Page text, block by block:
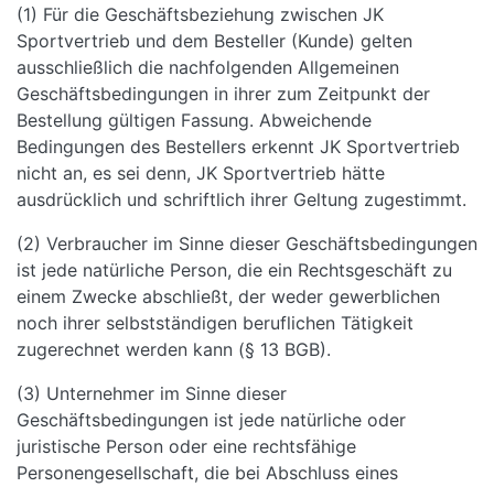
(1) Für die Geschäftsbeziehung zwischen JK
Sportvertrieb und dem Besteller (Kunde) gelten
ausschließlich die nachfolgenden Allgemeinen
Geschäftsbedingungen in ihrer zum Zeitpunkt der
Bestellung gültigen Fassung. Abweichende
Bedingungen des Bestellers erkennt JK Sportvertrieb
nicht an, es sei denn, JK Sportvertrieb hätte
ausdrücklich und schriftlich ihrer Geltung zugestimmt.
(2) Verbraucher im Sinne dieser Geschäftsbedingungen
ist jede natürliche Person, die ein Rechtsgeschäft zu
einem Zwecke abschließt, der weder gewerblichen
noch ihrer selbstständigen beruflichen Tätigkeit
zugerechnet werden kann (§ 13 BGB).
(3) Unternehmer im Sinne dieser
Geschäftsbedingungen ist jede natürliche oder
juristische Person oder eine rechtsfähige
Personengesellschaft, die bei Abschluss eines